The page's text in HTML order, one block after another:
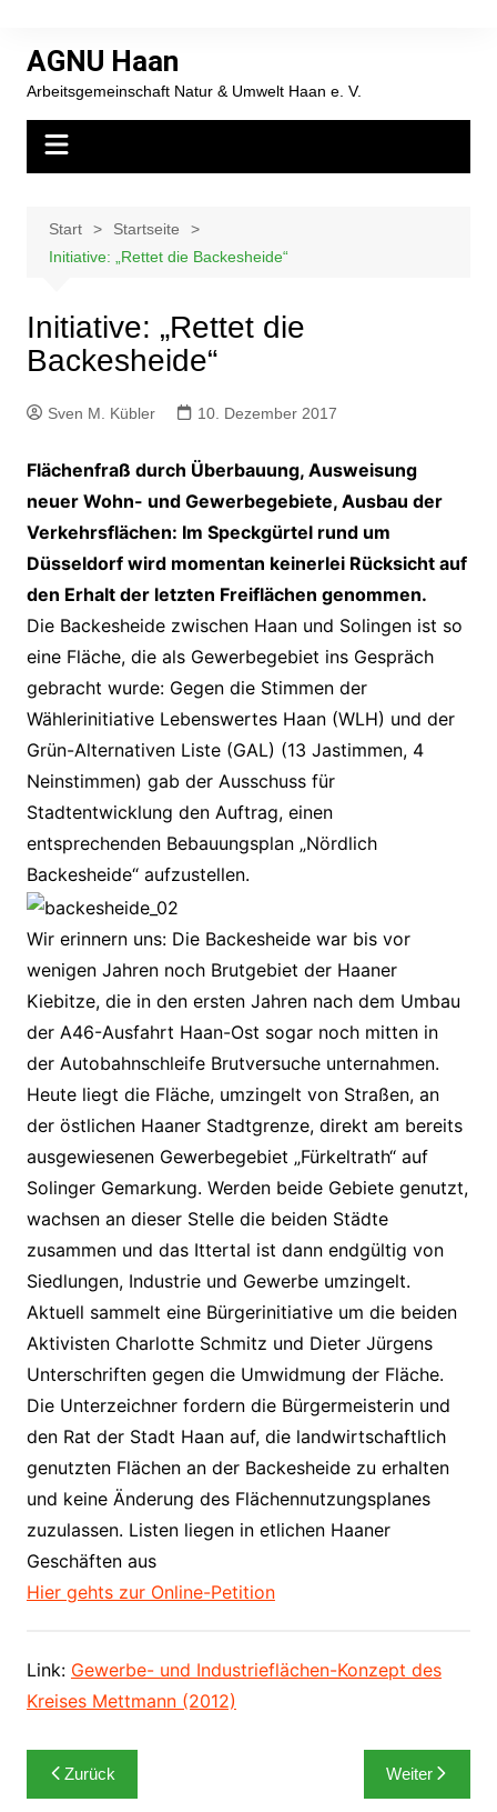
springen
AGNU Haan
Arbeitsgemeinschaft Natur & Umwelt Haan e. V.
Start
Startseite
Initiative: „Rettet die Backesheide“
Initiative: „Rettet die
Backesheide“
Sven M. Kübler 10. Dezember 2017
Flächenfraß durch Überbauung, Ausweisung
neuer Wohn- und Gewerbegebiete, Ausbau der
Verkehrsflächen: Im Speckgürtel rund um
Düsseldorf wird momentan keinerlei Rücksicht auf
den Erhalt der letzten Freiflächen genommen.
Die Backesheide zwischen Haan und Solingen ist so
eine Fläche, die als Gewerbegebiet ins Gespräch
gebracht wurde: Gegen die Stimmen der
Wählerinitiative Lebenswertes Haan (WLH) und der
Grün-Alternativen Liste (GAL) (13 Jastimmen, 4
Neinstimmen) gab der Ausschuss für
Stadtentwicklung den Auftrag, einen
entsprechenden Bebauungsplan „Nördlich
Backesheide“ aufzustellen.
Wir erinnern uns: Die Backesheide war bis vor
wenigen Jahren noch Brutgebiet der Haaner
Kiebitze, die in den ersten Jahren nach dem Umbau
der A46-Ausfahrt Haan-Ost sogar noch mitten in
der Autobahnschleife Brutversuche unternahmen.
Heute liegt die Fläche, umzingelt von Straßen, an
der östlichen Haaner Stadtgrenze, direkt am bereits
ausgewiesenen Gewerbegebiet „Fürkeltrath“ auf
Solinger Gemarkung. Werden beide Gebiete genutzt,
wachsen an dieser Stelle die beiden Städte
zusammen und das Ittertal ist dann endgültig von
Siedlungen, Industrie und Gewerbe umzingelt.
Aktuell sammelt eine Bürgerinitiative um die beiden
Aktivisten Charlotte Schmitz und Dieter Jürgens
Unterschriften gegen die Umwidmung der Fläche.
Die Unterzeichner fordern die Bürgermeisterin und
den Rat der Stadt Haan auf, die landwirtschaftlich
genutzten Flächen an der Backesheide zu erhalten
und keine Änderung des Flächennutzungsplanes
zuzulassen. Listen liegen in etlichen Haaner
Geschäften aus
Hier gehts zur Online-Petition
Link: Gewerbe- und Industrieflächen-Konzept des
Kreises Mettmann (2012)
Beitragsnavigation
Zurück Weiter